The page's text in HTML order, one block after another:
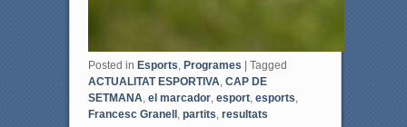
Posted in Esports Programes | Tagged
ACTUALITAT ESPORTIVA CAP DE
SETMANA el marcador, esport, esports
Francesc Granell, partits resultats